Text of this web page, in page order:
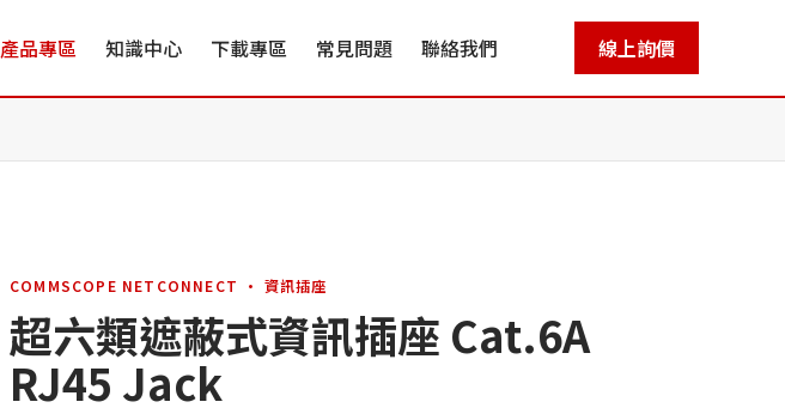
產品專區 知識中心 下載專區 常見問題 聯絡我們 線上詢價
COMMSCOPE NETCONNECT · 資訊插座
超六類遮蔽式資訊插座 Cat.6A
RJ45 Jack